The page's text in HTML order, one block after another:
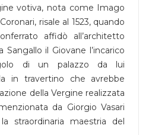
votiva, nota come Imago
risale al 1523, quando
affidò all’architetto
il Giovane l’incarico
di un palazzo da lui
in travertino che avrebbe
della Vergine realizzata
da Giorgio Vasari
straordinaria maestria del